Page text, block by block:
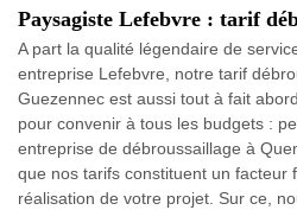
Paysagiste Lefebvre : tarif
A part la qualité légendaire de
entreprise Lefebvre, notre tarif
Guezennec est aussi tout à fait
pour convenir à tous les budgets :
entreprise de débroussaillage à
que nos tarifs constituent un facteur
réalisation de votre projet. Sur ce,